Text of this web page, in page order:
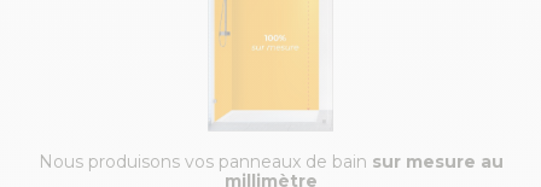
Nous produisons vos panneaux de bain sur mesure au
millimètre